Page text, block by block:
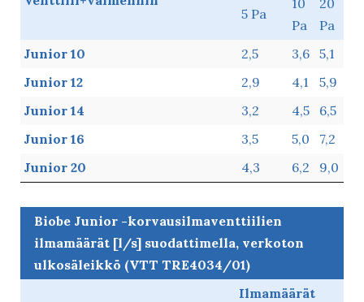
suodattimella, verkollinen
ulkosäleikkö (VTT
TRE4034/01)
5 Pa
Pa
Pa
Junior 10
2,5 3,6 5,1
Junior 12
2,9 4,1
5,9
Junior 14
3,2 4,5
6,5
Junior 16
3,5 5,0
7,2
Junior 20
4,3 6,2 9,0
Biobe Junior -korvausilmaventtiilien
ilmamäärät [l/s] suodattimella, verkoton
ulkosäleikkö (VTT TRE4034/01)
Ilmamäärät